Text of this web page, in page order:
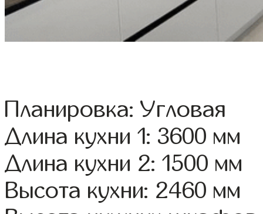
Планировка: Угловая
Длина кухни 1: 3600 мм
Длина кухни 2: 1500 мм
Высота кухни: 2460 мм